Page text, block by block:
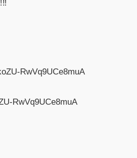
RwVq9UCe8muA
RwVq9UCe8muA